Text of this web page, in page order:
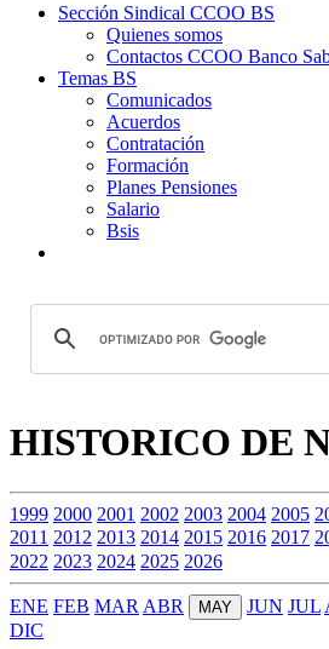
Sección Sindical CCOO BS
Quienes somos
Contactos CCOO Banco
Temas BS
Comunicados
Acuerdos
Contratación
Formación
Planes Pensiones
Salario
Bsis
HISTORICO DE
1999 2000 2001 2002 2003 2004 2005
2011 2012 2013 2014 2015 2016 2017
2022 2023 2024 2025 2026
ENE FEB MAR ABR MAY JUN JUL
DIC